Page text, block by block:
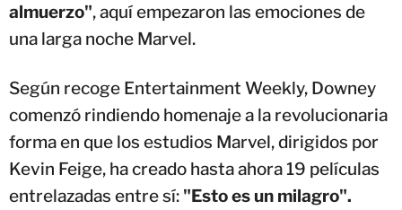
almuerzo", aquí empezaron las emociones de
una larga noche Marvel.
Según recoge Entertainment Weekly, Downey
comenzó rindiendo homenaje a la revolucionaria
forma en que los estudios Marvel, dirigidos por
Kevin Feige, ha creado hasta ahora 19 películas
entrelazadas entre sí: "Esto es un milagro".